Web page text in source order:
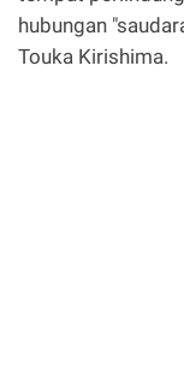
hubungan
Touka Kirishima.